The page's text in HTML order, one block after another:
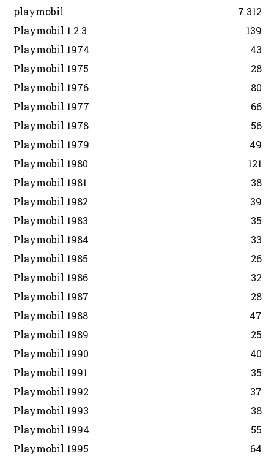
playmobil
7.312
Playmobil 1.2.3
139
Playmobil 1974
43
Playmobil 1975
28
Playmobil 1976
80
Playmobil 1977
66
Playmobil 1978
56
Playmobil 1979
49
Playmobil 1980
121
Playmobil 1981
38
Playmobil 1982
39
Playmobil 1983
35
Playmobil 1984
33
Playmobil 1985
26
Playmobil 1986
32
Playmobil 1987
28
Playmobil 1988
47
Playmobil 1989
25
Playmobil 1990
40
Playmobil 1991
35
Playmobil 1992
37
Playmobil 1993
38
Playmobil 1994
55
Playmobil 1995
64